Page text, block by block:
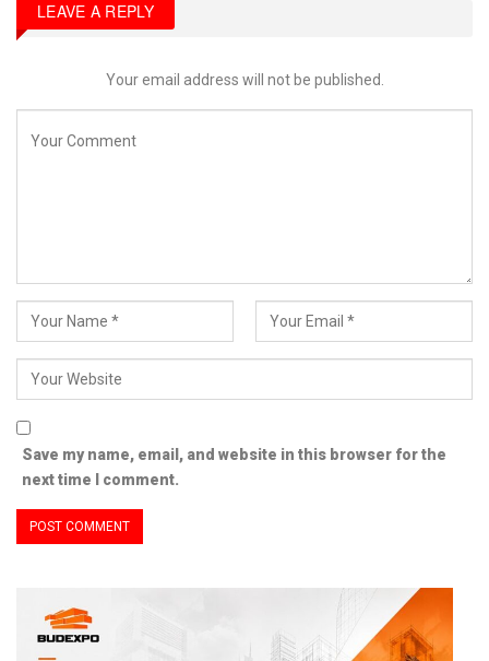
LEAVE A REPLY
Your email address will not be published.
Save my name, email, and website in this browser for the
next time I comment.